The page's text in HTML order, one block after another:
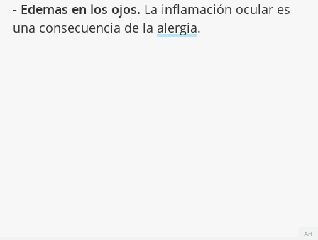
- Edemas en los ojos. La inflamación ocular es
una consecuencia de la alergia.
Ad